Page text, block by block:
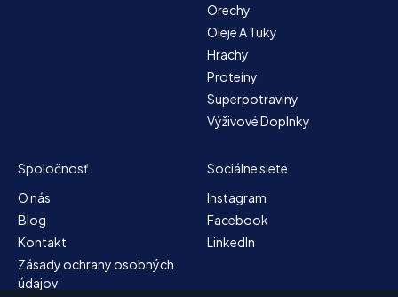
Orechy
Oleje A Tuky
Hrachy
Proteíny
Superpotraviny
Výživové Doplnky
Spoločnosť
O nás
Blog
Kontakt
Zásady ochrany osobných
údajov
Sociálne siete
Instagram
Facebook
LinkedIn